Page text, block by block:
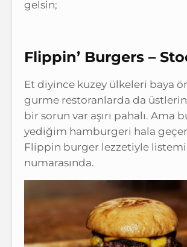
gelsin;
Flippin’ Burgers –
Et diyince kuzey ülkeleri baya
gurme restoranlarda da
bir sorun var aşırı pahalı. Ama
yediğim hamburgeri hala
Flippin burger lezzetiyle
numarasında.